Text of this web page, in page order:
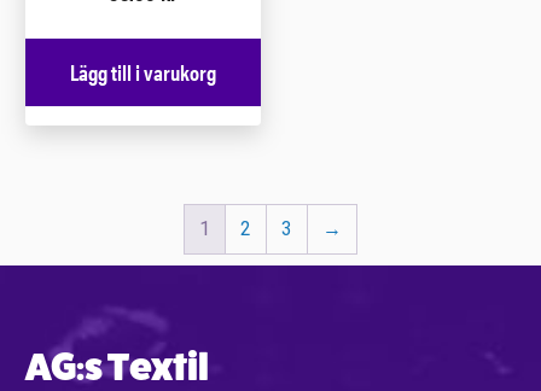
Lägg till i varukorg
1 2 3 →
AG:s Textil